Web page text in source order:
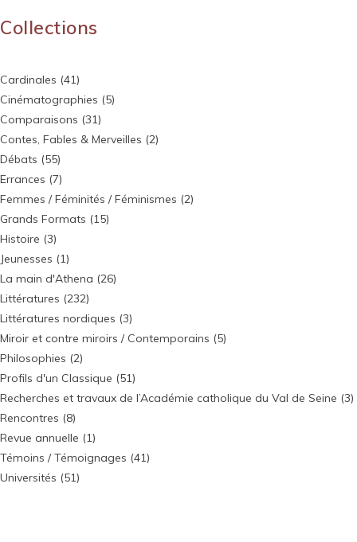
Collections
Cardinales (41)
Cinématographies (5)
Comparaisons (31)
Contes, Fables & Merveilles (2)
Débats (55)
Errances (7)
Femmes / Féminités / Féminismes (2)
Grands Formats (15)
Histoire (3)
Jeunesses (1)
La main d'Athena (26)
Littératures (232)
Littératures nordiques (3)
Miroir et contre miroirs / Contemporains (5)
Philosophies (2)
Profils d'un Classique (51)
Recherches et travaux de l’Académie catholique du Val de Seine (3)
Rencontres (8)
Revue annuelle (1)
Témoins / Témoignages (41)
Universités (51)